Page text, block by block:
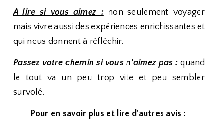
A lire si vous aimez :non seulement voyager
mais vivre aussi des expériences enrichissantes et
qui nous donnent à réfléchir.
Passez votre chemin si vous n'aimez pas : quand
le tout va un peu trop vite et peu sembler
survolé.
Pour en savoir plus et lire d'autres avis :